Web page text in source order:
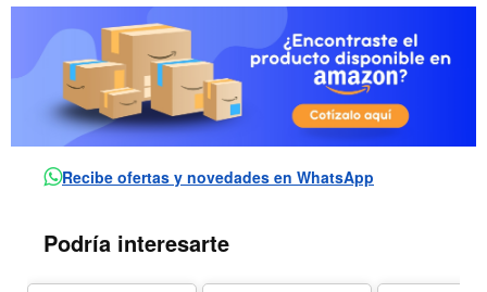
Recibe ofertas y novedades en WhatsApp
Podría interesarte